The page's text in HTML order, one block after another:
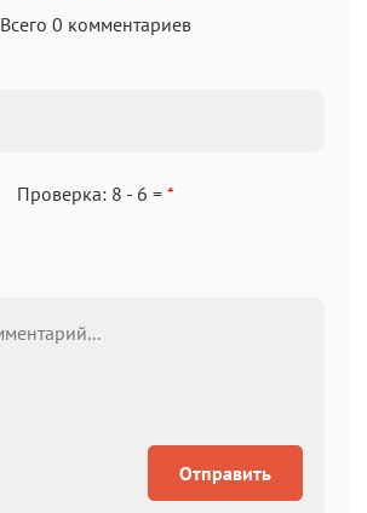
Всего 0 комментариев
Проверка: 8 - 6 = *
Отправить